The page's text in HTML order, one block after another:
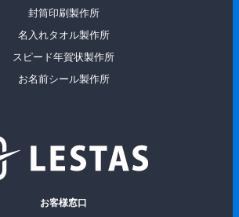
封筒印刷製作所
名入れタオル製作所
スピード年賀状製作所
お名前シール製作所
お客様窓口